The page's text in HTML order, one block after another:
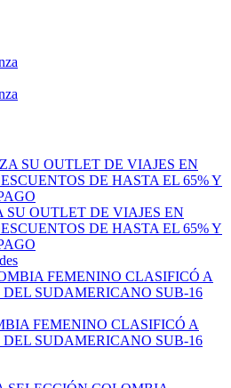
SU OUTLET DE VIAJES EN
DE HASTA EL 65% Y
FEMENINO CLASIFICÓ A
SUDAMERICANO SUB-16